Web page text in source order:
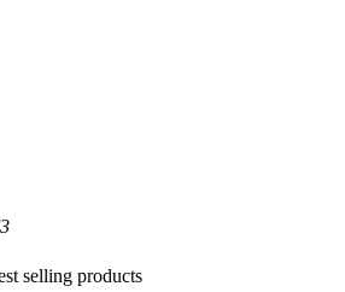
selling products